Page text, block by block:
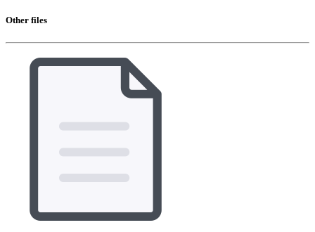
Other files